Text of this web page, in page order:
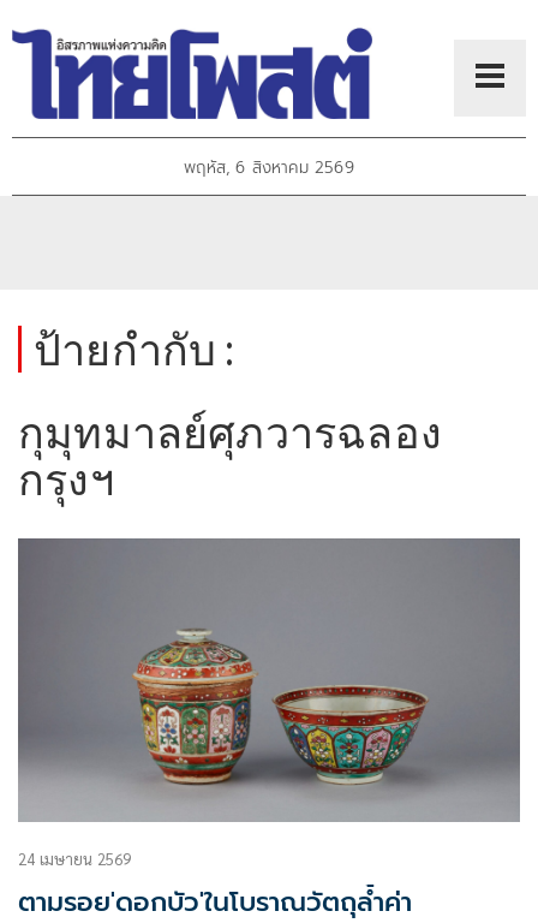
พฤหัส, 6 สิงหาคม 2569
ป้ายกำกับ :
กุมุทมาลย์ศุภวารฉลอง
กรุงฯ
24 เมษายน 2569
ตามรอย'ดอกบัว'ในโบราณวัตถุล้ำค่า